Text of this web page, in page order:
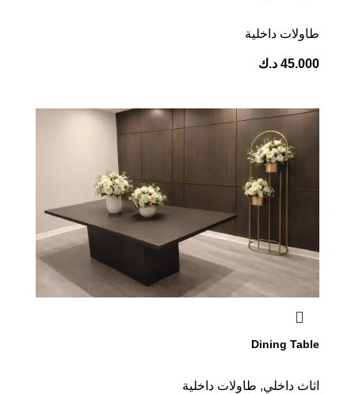
⁠طاولات داخلية
45.000 د.ك
Dining Table
اثاث داخلي, ⁠طاولات داخلية